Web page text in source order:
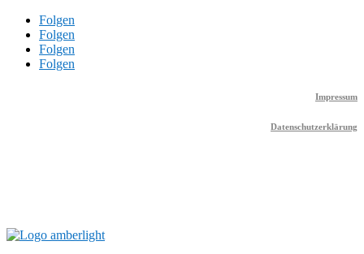
Folgen
Folgen
Folgen
Folgen
Impressum
Datenschutzerklärung